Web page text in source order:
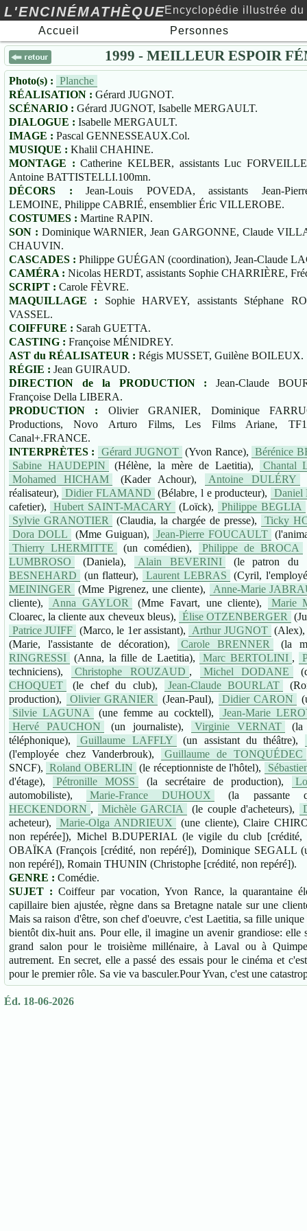
L'ENCINÉMATHÈQUEEncyclopédie illustrée du
cinéma au xxe siècle…
Accueil Personnes
1999 - MEILLEUR ESPOIR
Photo(s) : Planche
RÉALISATION : Gérard JUGNOT.
SCÉNARIO : Gérard JUGNOT, Isabelle MERGAULT.
DIALOGUE : Isabelle MERGAULT.
IMAGE : Pascal GENNESSEAUX.Col.
MUSIQUE : Khalil CHAHINE.
MONTAGE :Catherine KELBER, assistants Luc
Antoine BATTISTELLI.100mn.
DÉCORS :Jean-Louis POVEDA, assistants Jean-
LEMOINE, Philippe CABRIÉ, ensemblier Éric VILLEROBE.
COSTUMES : Martine RAPIN.
SON : Dominique WARNIER, Jean GARGONNE, Claude
CHAUVIN.
CASCADES : Philippe GUÉGAN (coordination), Jean-Claude
CAMÉRA : Nicolas HERDT, assistants Sophie CHARRIÈRE,
SCRIPT : Carole FÈVRE.
MAQUILLAGE : Sophie HARVEY, assistants Stéphane
VASSEL.
COIFFURE : Sarah GUETTA.
CASTING : Françoise MÉNIDREY.
AST du RÉALISATEUR : Régis MUSSET, Guilène BOILEUX.
RÉGIE : Jean GUIRAUD.
DIRECTION de la PRODUCTION :Jean-Claude
Françoise Della LIBERA.
PRODUCTION : Olivier GRANIER, Dominique
Productions, Novo Arturo Films, Les Films Ariane,
Canal+.FRANCE.
INTERPRÈTES :
Gérard JUGNOT (Yvon Rance),
Bérénice
Sabine HAUDEPIN
(Hélène, la mère de Laetitia),
Chantal
Mohamed HICHAM
(Kader Achour), Antoine DULÉRY
réalisateur),
Didier FLAMAND (Bélabre, l e producteur),
cafetier),
Hubert SAINT-MACARY (Loïck), Philippe BEGLIA
Sylvie GRANOTIER
(Claudia, la chargée de presse),
Ticky
Dora DOLL
(Mme Guiguan), Jean-Pierre FOUCAULT
Thierry LHERMITTE
(un comédien), Philippe de BROCA
LUMBROSO
(Daniela), Alain BEVERINI
(le patron du
BESNEHARD
(un flatteur), Laurent LEBRAS
(Cyril,
MEININGER
(Mme Pigrenez, une cliente),
Anne-Marie
cliente),
Anna GAYLOR (Mme Favart, une cliente),
Marie
Cloarec, la cliente aux cheveux bleus), Élise OTZENBERGER
Patrice JUIFF (Marco, le 1er assistant), Arthur JUGNOT
(Marie, l'assistante de décoration),
Carole BRENNER
(la
RINGRESSI
(Anna, la fille de Laetitia), Marc BERTOLINI ,
techniciens),
Christophe ROUZAUD , Michel DODANE
CHOQUET
(le chef du club), Jean-Claude BOURLAT
production),
Olivier GRANIER (Jean-Paul), Didier CARON
Silvie LAGUNA
(une femme au cocktell),
Jean-Marie
Hervé PAUCHON
(un journaliste), Virginie VERNAT
(la
téléphonique),
Guillaume LAFFLY
(un assistant du théâtre),
(l'employée chez Vanderbrouk),
Guillaume de TONQUÉDEC
SNCF),
Roland OBERLIN (le réceptionniste de l'hôtel),
d'étage),
Pétronille MOSS (la secrétaire de production),
automobiliste),
Marie-France DUHOUX
(la
HECKENDORN , Michèle GARCIA (le couple d'acheteurs),
acheteur),
Marie-Olga ANDRIEUX
(une cliente), Claire
non repérée]), Michel B.DUPERIAL (le vigile du club [crédité,
OBAÏKA (François [crédité, non repéré]), Dominique SEGALL
non repéré]), Romain THUNIN (Christophe [crédité, non repéré]).
GENRE : Comédie.
SUJET :Coiffeur par vocation, Yvon Rance, la quarantaine
capillaire bien ajustée, règne dans sa Bretagne natale sur une
Mais sa raison d'être, son chef d'oeuvre, c'est Laetitia, sa fille
bientôt dix-huit ans. Pour elle, il imagine un avenir grandiose: elle
grand salon pour le troisième millénaire, à Laval ou à
autrement. En secret, elle a passé des essais pour le cinéma et
pour le premier rôle. Sa vie va basculer.Pour Yvan, c'est une
Éd. 18-06-2026